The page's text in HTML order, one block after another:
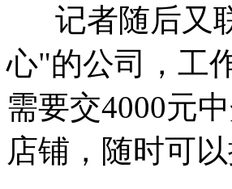
记者随后又
心"的公司，工
需要交4000元
店铺，随时可